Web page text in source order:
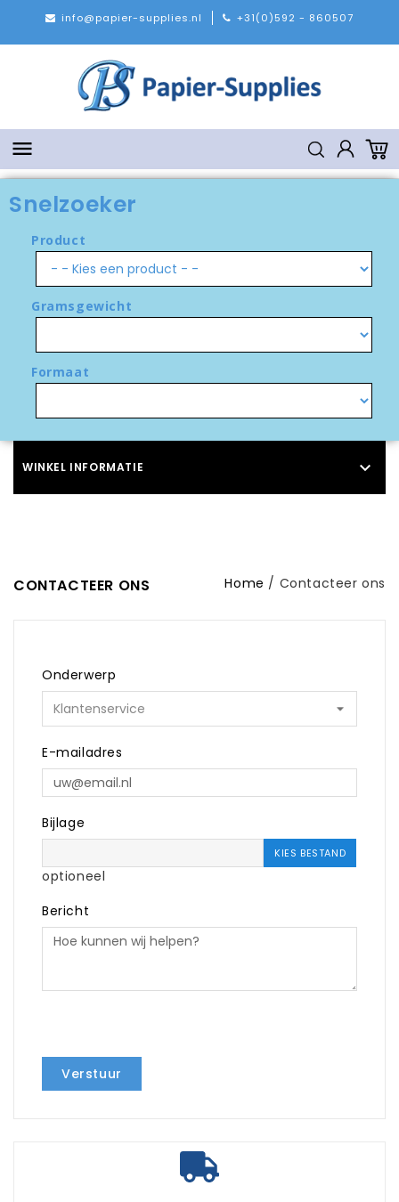
info@papier-supplies.nl +31(0)592 - 860507

Snelzoeker
Product
Gramsgewicht
Formaat
WINKEL INFORMATIE 
CONTACTEER ONS Home Contacteer ons
Onderwerp
E-mailadres
Bijlage
KIES BESTAND
optioneel
Bericht